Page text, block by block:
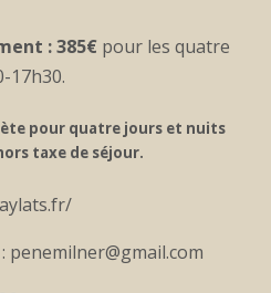
:385€pour les quatre
17h30.
pour quatre jours et nuits
taxe de séjour.
penemilner@gmail.com